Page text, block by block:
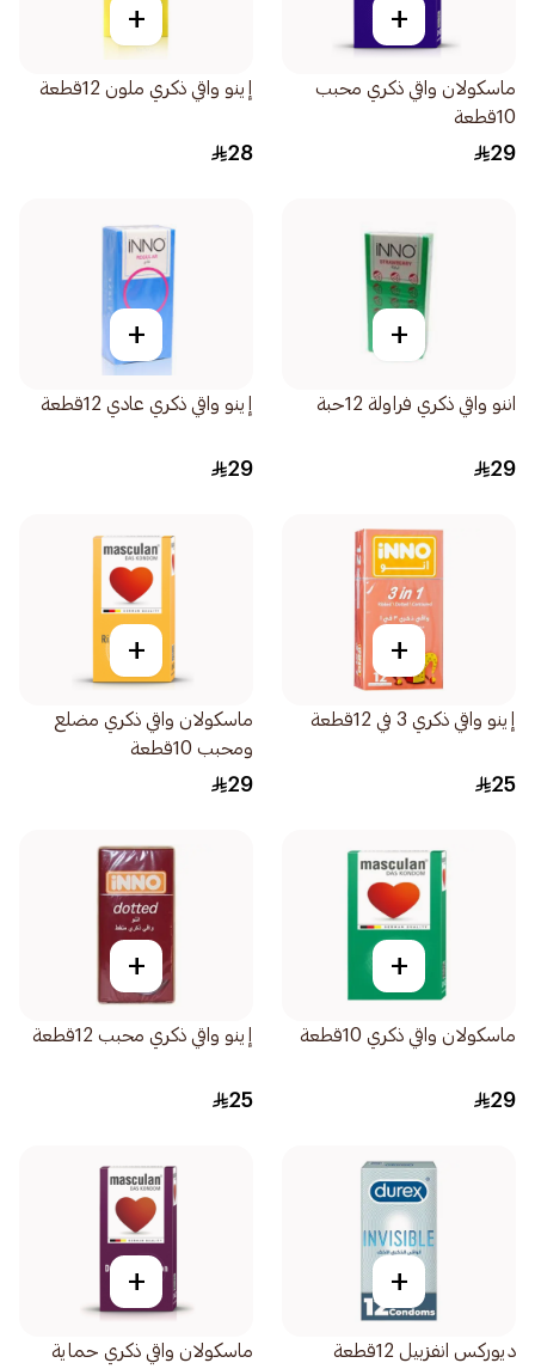
+
ماسكولان واقي ذكري محبب
10قطعة
29
+
إينو واقي ذكري ملون 12قطعة
28
+
اننو واقي ذكري فراولة 12حبة
29
+
إينو واقي ذكري عادي 12قطعة
29
+
إينو واقي ذكري 3 في 12قطعة
25
+
ماسكولان واقي ذكري مضلع
ومحبب 10قطعة
29
+
ماسكولان واقي ذكري 10قطعة
29
+
إينو واقي ذكري محبب 12قطعة
25
+
ديوركس انفزبيل 12قطعة
+
ماسكولان واقي ذكري حماية